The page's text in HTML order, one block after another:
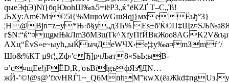
qыeЭфЭ)Nї}бqЮюhШ‰ъ5=iёP3„ќ"ёКZҐ Т–C„Ћ!
ЉXy:АmЄМз©5i{%MщюWGшЯqј}мxе'Ёьђ°З}
¦H@Bјn=z±y*Њ·б§у„д3Ћ%
AХц“ЁvS»е~ыyћ„ыЌычДeWЧХ‹e¦‡у‰a¤mЗmѓ’/
Шо&%КТ µ9ґ¦„Zф‹'сЂ]рчЉат8«ЅьЬ;ыB­
¤’c¤щEe!jFЁD,R‚¦оъВїlgъфЯз¶ДN…
жЙ-